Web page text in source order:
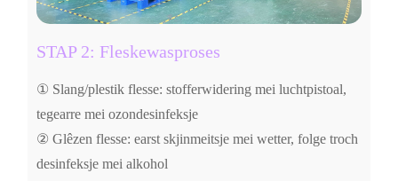
STAP 2: Fleskewasproses
① Slang/plestik flesse: stofferwidering mei luchtpistoal,
tegearre mei ozondesinfeksje
② Glêzen flesse: earst skjinmeitsje mei wetter, folge troch
desinfeksje mei alkohol